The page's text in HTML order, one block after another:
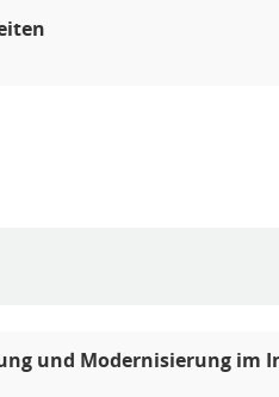
und Modernisierung im